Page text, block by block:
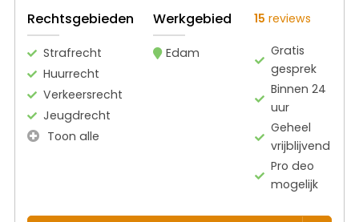
Rechtsgebieden
Strafrecht
Huurrecht
Verkeersrecht
Jeugdrecht
Toon alle
Werkgebied
Edam
15 reviews
Gratis
gesprek
Binnen 24
uur
Geheel
vrijblijvend
Pro deo
mogelijk